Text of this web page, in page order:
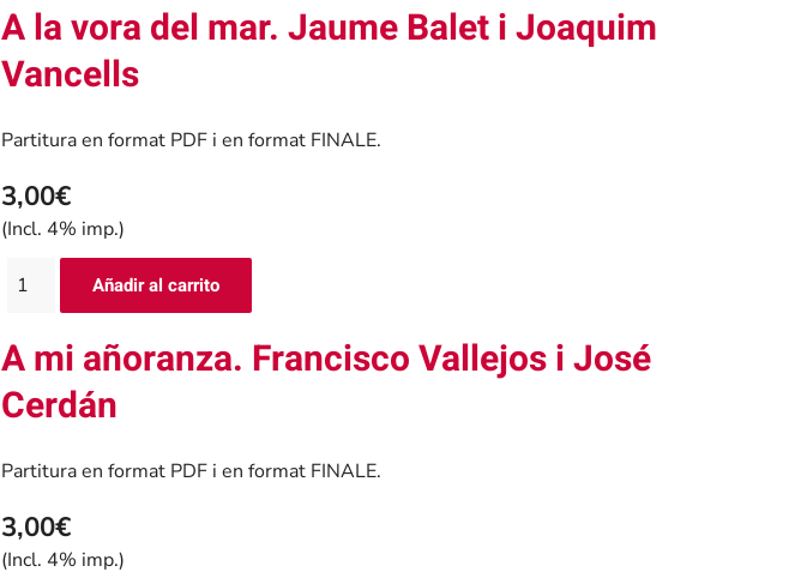
A la vora del mar. Jaume Balet i Joaquim
Vancells
Partitura en format PDF i en format FINALE.
3,00€
(Incl. 4% imp.)
A mi añoranza. Francisco Vallejos i José
Cerdán
Partitura en format PDF i en format FINALE.
3,00€
(Incl. 4% imp.)